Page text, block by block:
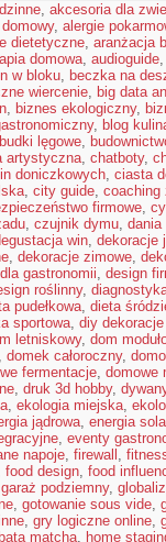
, akcesoria dla
, alergie
dietetyczne, aranżacja
domowa, audioguide
w bloku, beczka na
wiercenie, big data
, biznes ekologiczny,
, blog
budki lęgowe,
artystyczna, chatboty,
doniczkowych, ciasta
, city guide, coaching
firmowe,
, czujnik dymu,
win, dekoracje
, dekoracje zimowe,
gastronomii, design
roślinny,
pudełkowa, dieta
sportowa, diy
letniskowy, dom
domek całoroczny,
fermentacje, domowe
, druk 3d hobby,
, ekologia miejska,
jądrowa, energia
, eventy
napoje, firewall ,
food design, food
garaż podziemny,
, gotowanie sous vide,
, gry logiczne online,
matcha, home